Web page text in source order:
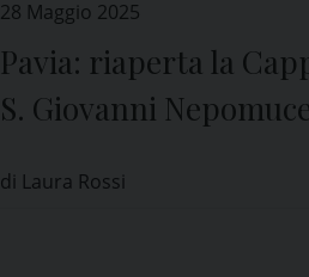
28 Maggio 2025
Pavia: riaperta la
S. Giovanni
di Laura Rossi